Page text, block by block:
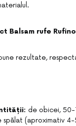
Balsam rufe Rufino
rezultate,
de obicei, 50-
spălat (aproximativ